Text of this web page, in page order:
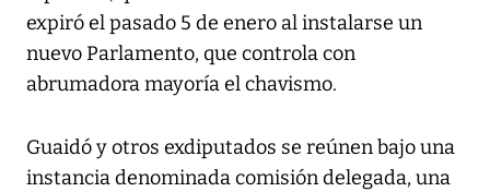
expiró el pasado 5 de enero al instalarse un
nuevo Parlamento, que controla con
abrumadora mayoría el chavismo.
Guaidó y otros exdiputados se reúnen bajo una
instancia denominada comisión delegada, una